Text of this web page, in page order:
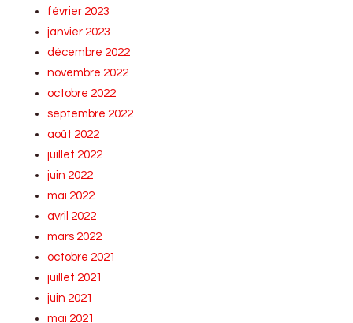
février 2023
janvier 2023
décembre 2022
novembre 2022
octobre 2022
septembre 2022
août 2022
juillet 2022
juin 2022
mai 2022
avril 2022
mars 2022
octobre 2021
juillet 2021
juin 2021
mai 2021